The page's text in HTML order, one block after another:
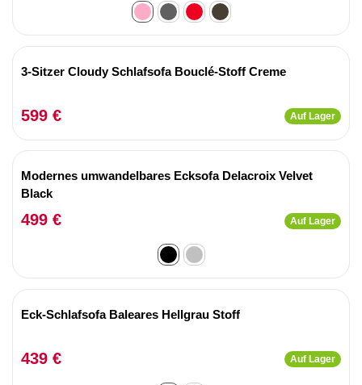
3-Sitzer Cloudy Schlafsofa Bouclé-Stoff Creme
599 € Auf Lager
Modernes umwandelbares Ecksofa Delacroix Velvet
Black
499 € Auf Lager
Eck-Schlafsofa Baleares Hellgrau Stoff
439 € Auf Lager